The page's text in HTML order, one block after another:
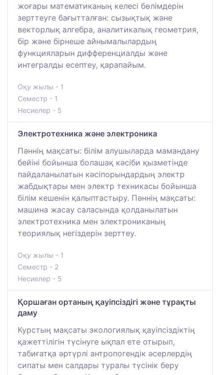
жоғары математиканың келесі бөлімдерін
зерттеуге бағытталған: сызықтық және
векторлық алгебра, аналитикалық геометрия,
бір және бірнеше айнымалылардың
функцияларын дифференциалды және
интегралды есептеу, қарапайым.
Оқу жылы - 1
Семестр - 1
Несиелер - 5
Электротехника және электроника
Пәннің мақсаты: білім алушыларда мамандану
бейіні бойынша болашақ кәсіби қызметінде
пайдаланылатын кәсіпорындардың электр
жабдықтары мен электр техникасы бойынша
білім кешенін қалыптастыру. Пәннің мақсаты:
машина жасау саласында қолданылатын
электротехника мен электрониканың
теориялық негіздерін зерттеу.
Оқу жылы - 1
Семестр - 2
Несиелер - 5
Қоршаған ортаның қауіпсіздігі және тұрақты
даму
Курстың мақсаты экологиялық қауіпсіздіктің
қажеттілігін түсінуге ықпал ете отырып,
табиғатқа әртүрлі антропогендік әсерлердің
сипаты мен салдары туралы түсінік беру